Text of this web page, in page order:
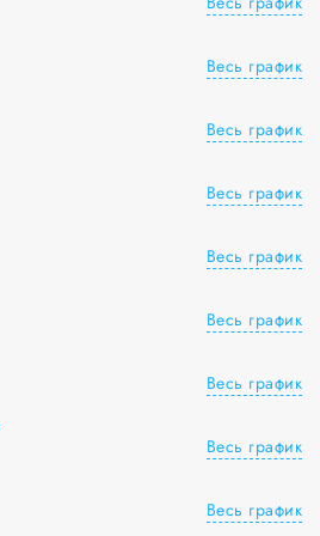
Весь график
Весь график
Весь график
Весь график
Весь график
Весь график
Весь график
Весь график